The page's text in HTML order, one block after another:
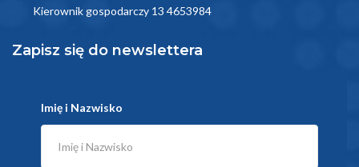
Kierownik gospodarczy 13 4653984
Zapisz się do newslettera
Imię i Nazwisko